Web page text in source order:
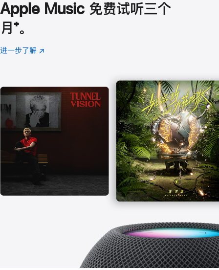
Apple Music 免费试听三个
月 脚
注
⁺。
进一步了解 Apple
(在
口
中
打
开)